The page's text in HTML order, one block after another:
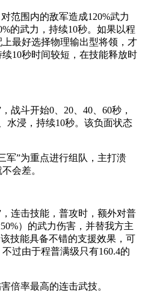
范围内的敌军造成120%武力
的武力，持续10秒。如果以程
最好选择物理输出型将领，才
10秒时间较短，在技能释放时
战斗开始0、20、40、60秒，
水浸，持续10秒。该负面状态
军”为重点进行组队，主打溃
会差。
连击技能，普攻时，额外对普
）的武力伤害，并替我方主
技能具备不错的支援效果，可
过由于程普满级只有160.4的
倍率最高的连击武技。